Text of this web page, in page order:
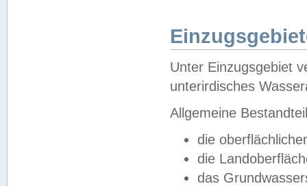
Unter Einzugsgebiet
unterirdisches
Allgemeine
die
die
das